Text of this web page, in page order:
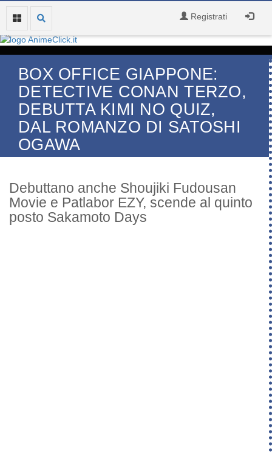
Registrati
BOX OFFICE GIAPPONE:
DETECTIVE CONAN TERZO,
DEBUTTA KIMI NO QUIZ,
DAL ROMANZO DI SATOSHI
OGAWA
Debuttano anche Shoujiki Fudousan
Movie e Patlabor EZY, scende al quinto
posto Sakamoto Days